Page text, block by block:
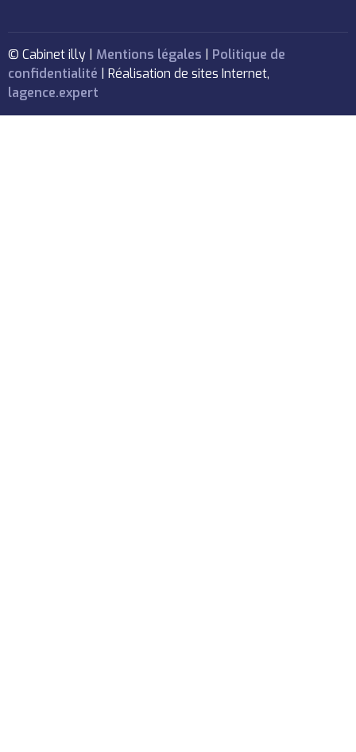
© Cabinet illy | Mentions légales
Politique de
confidentialité | Réalisation de sites Internet,
lagence.expert